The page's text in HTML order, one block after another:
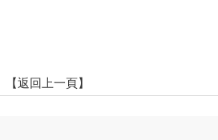
【返回上一頁】